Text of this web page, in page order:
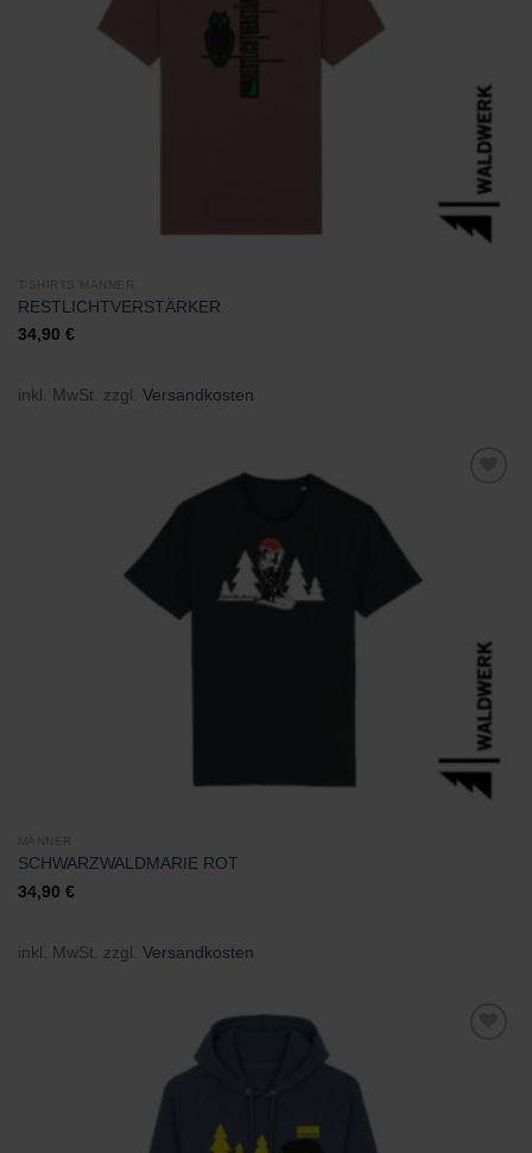
T-SHIRTS MÄNNER
RESTLICHTVERSTÄRKER
34,90 €
inkl. MwSt. zzgl. Versandkosten
SCHWARZWALDMARIE ROT
34,90 €
inkl. MwSt. zzgl. Versandkosten